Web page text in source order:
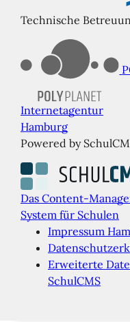
Technische
Internetagentur
Hamburg
Powered by
Das Content-
System für Schulen
Impressum
Erweiterte
SchulCMS